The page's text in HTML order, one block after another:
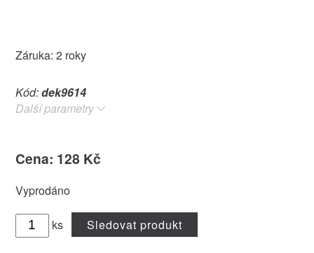
Záruka: 2 roky
Kód:dek9614
Další parametry
Cena: 128 Kč
Vyprodáno
ks Sledovat produkt